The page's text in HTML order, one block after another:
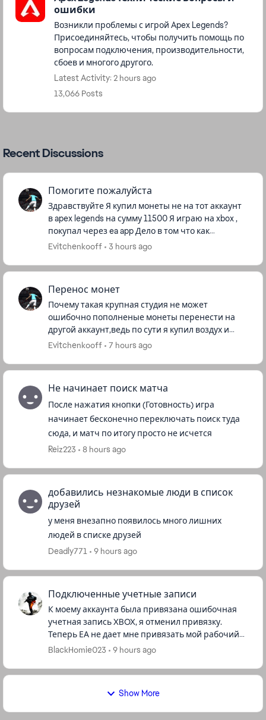
ошибки
Возникли проблемы с игрой Apex Legends?
Присоединяйтесь, чтобы получить помощь по
вопросам подключения, производительности,
сбоев и многого другого.
Latest Activity: 2 hours ago
13,066 Posts
Recent Discussions
Помогите пожалуйста
Здравствуйте Я купил монеты не на тот аккаунт
в apex legends на сумму 11500 Я играю на xbox ,
покупал через ea app Дело в том что как
оказалось что я авторизовался на старой
Evitchenkooff 3 hours ago
Перенос монет
Почему такая крупная студия не может
ошибочно пополненые монеты перенести на
другой аккаунт,ведь по сути я купил воздух и
какая разница где и на какам аккаунте будут
Evitchenkooff 7 hours ago
Не начинает поиск матча
После нажатия кнопки (Готовность) игра
начинает бесконечно переключать поиск туда
сюда, и матч по итогу просто не исчется
Reiz223
8 hours ago
добавились незнакомые люди в список
друзей
у меня внезапно появилось много лишних
людей в списке друзей
Deadly771
9 hours ago
Подключенные учетные записи
К моему аккаунта была привязана ошибочная
учетная запись XBOX, я отменил привязку.
Теперь ЕА не дает мне привязать мой рабочий
аккаунт XBOX (почта [edit: email address
BlackHomie023 9 hours ago
Show More